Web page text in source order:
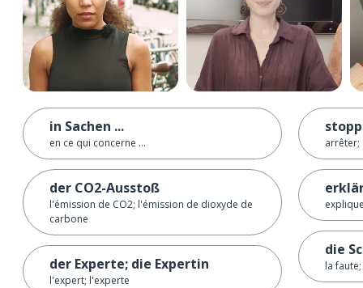
in Sachen ...
en ce qui concerne ...
der CO2-Ausstoß
l'émission de CO2; l'émission de dioxyde de
carbone
der Experte; die Expertin
l'expert; l'experte
die
la